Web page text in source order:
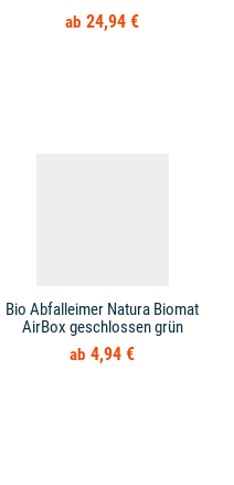
24,94 €
Bio Abfalleimer Natura Biomat
AirBox geschlossen grün
4,94 €